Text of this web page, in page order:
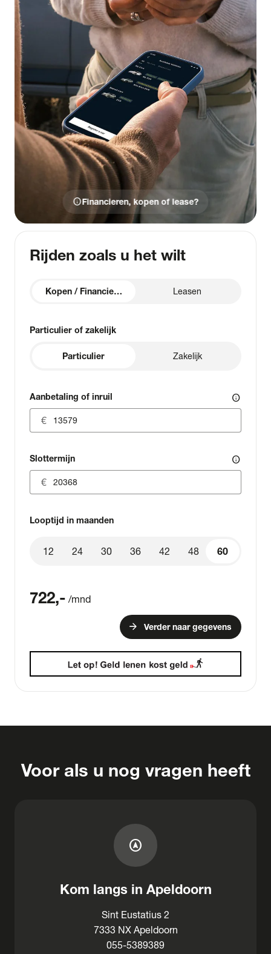
infoFinancieren, kopen of lease?
Rijden zoals u het wilt
Kopen / Financieren Leasen
Particulier of zakelijk
Particulier Zakelijk
Aanbetaling of inruil info
Slottermijn info
Looptijd in maanden
60
12 24 30 36 42 48 60
722,- /mnd
arrow_forward Verder naar gegevens
Voor als u nog vragen heeft
assistant_navigation
Kom langs in Apeldoorn
Sint Eustatius 2
7333 NX Apeldoorn
055-5389389